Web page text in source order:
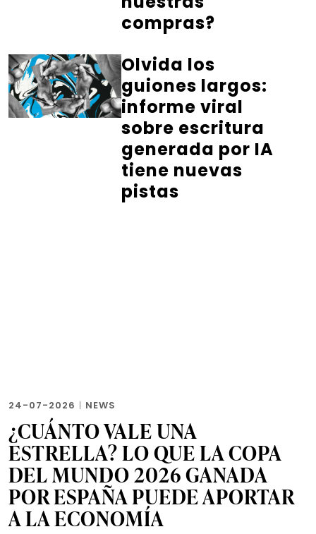
compras?
Olvida los
guiones largos:
informe viral
sobre escritura
generada por IA
tiene nuevas
pistas
24-07-2026 | NEWS
¿CUÁNTO VALE UNA
ESTRELLA? LO QUE LA COPA
DEL MUNDO 2026 GANADA
POR ESPAÑA PUEDE APORTAR
A LA ECONOMÍA